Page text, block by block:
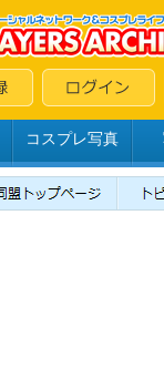
コスプレ写真